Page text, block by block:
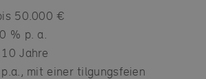
50.000 €
% p. a.
Jahre
mit einer tilgungsfeien